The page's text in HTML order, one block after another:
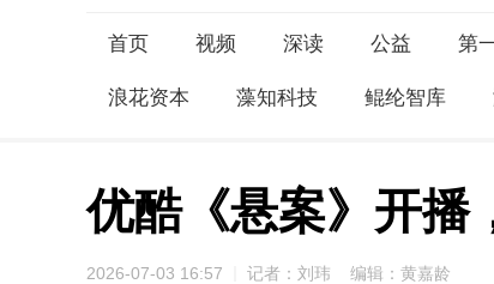
首页 视频 深读 公益 第
浪花资本 藻知科技 鲲纶智库
优酷《悬案》开播
2026-07-03 16:57 记者：刘玮 编辑：黄嘉龄